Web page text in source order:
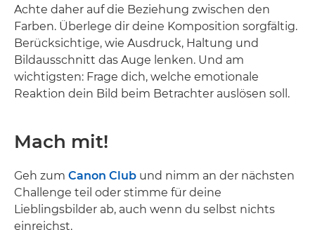
Achte daher auf die Beziehung zwischen den
Farben. Überlege dir deine Komposition sorgfältig.
Berücksichtige, wie Ausdruck, Haltung und
Bildausschnitt das Auge lenken. Und am
wichtigsten: Frage dich, welche emotionale
Reaktion dein Bild beim Betrachter auslösen soll.
Mach mit!
Geh zum Canon Club und nimm an der nächsten
Challenge teil oder stimme für deine
Lieblingsbilder ab, auch wenn du selbst nichts
einreichst.